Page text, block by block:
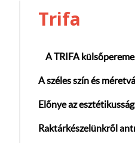
Trifa
A TRIFA
A széles szín és
Előnye az
Raktárkészelünkről